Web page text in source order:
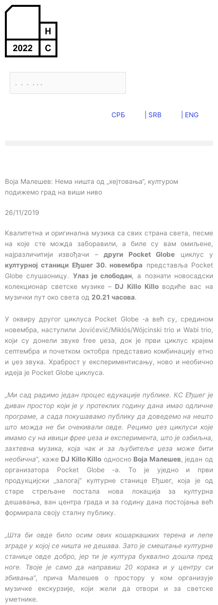
Пређи
СРБ | SRB | ENG
Воја Малешев: Нема ништа од „хејтовања“, културом
подижемо град на виши ниво
26/11/2019
Квалитетна и оригинална музика са свих страна света, песме
на које сте можда заборавили, а биле су вам омиљене,
најразличитији извођачи –други Pocket Globe циклус у
културној станици Еђшег 30. новембра представља Pocket
Globe слушаоницу. Улаз је слободан, а познати новосадски
колекционар светске музике – DJ Killo Killoводиће вас на
музички пут око света од 20.21 часова.
У оквиру другог циклуса Pocket Globe -а већ су, средином
новембра, наступили Jovićević/Miklós/Wójcinski trio и Wabi trio,
који су донели звуке free џеза, док је први циклус крајем
септембра и почетком октобра представио комбинацију етно
и џез звука. Храброст у експериментисању, ново и необично
идеја је Pocket Globe циклуса.
„Ми сад радимо један процес едукације публике. КС Еђшег је
диван простор који је у протеклих годину дана имао одличне
програме, а сада покушавамо публику да доведемо на нешто
што можда не би очекивали овде. Рецимо џез циклуси које
имамо су на ивици фрее џеза и експеримента, што је озбиљна,
захтевна музика, која чак и за љубитеље џеза може бити
необична“, каже DJ Killo Killo односно Воја Малешев, један од
организатора Pocket Globe -а. То је уједно и први
продукцијски „залогај“ културне станице Еђшег, која је од
старе стрељане постала нова локација за културна
дешавања, ван центра града и за годину дана постојања већ
формирала своју сталну публику.
„Шта би овде било осим ових кошаркашких терена и лепе
зграде у којој се ништа не дешава. Зато је смештање културне
станице овде добро, јер ти је култура буквално дошла пред
ноге. Твоје је само да направиш 20 корака и у центру си
збивања“, прича Малешев о простору у ком организује
музичке екскурзије, који жели да отвори и за светске
уметнике.